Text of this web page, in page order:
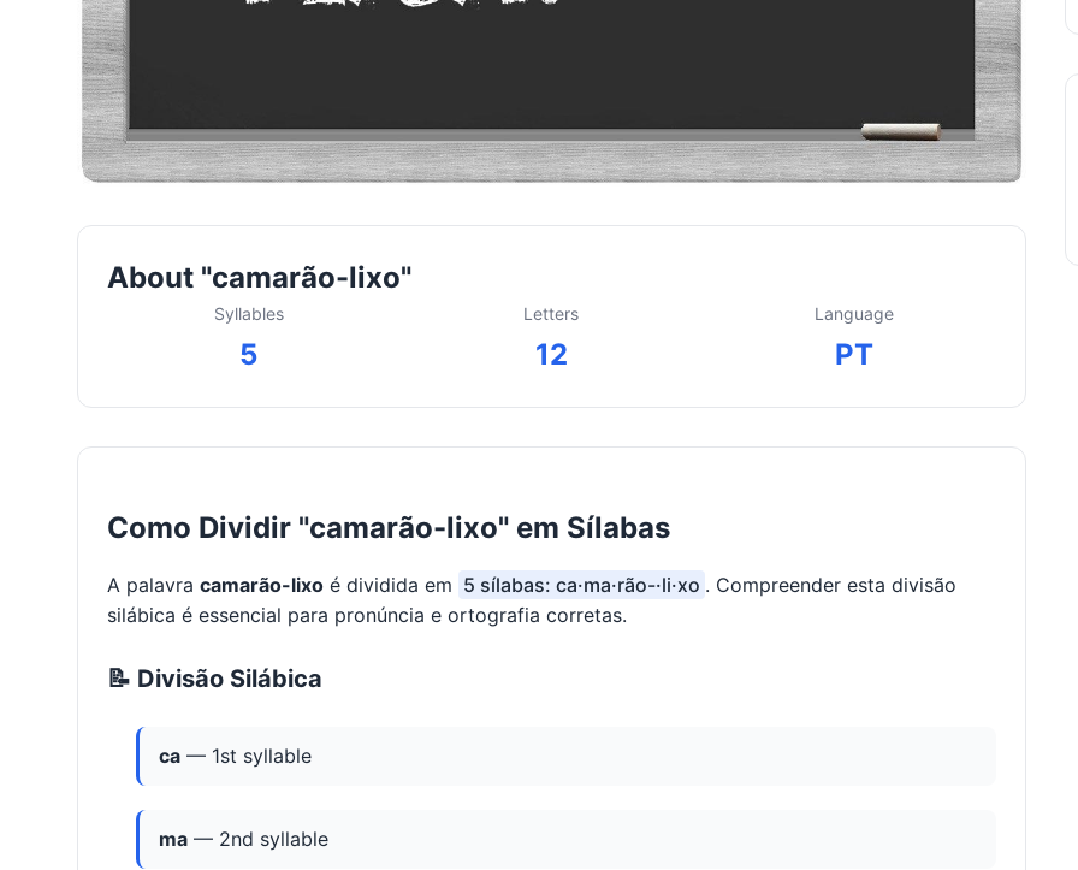
About "camarão-lixo"
Syllables
5
Letters
12
Language
PT
Como Dividir "camarão-lixo" em Sílabas
A palavra camarão-lixo é dividida em 5 sílabas: ca·ma·rão-·li·xo . Compreender esta divisão
silábica é essencial para pronúncia e ortografia corretas.
📝 Divisão Silábica
ca — 1st syllable
ma — 2nd syllable